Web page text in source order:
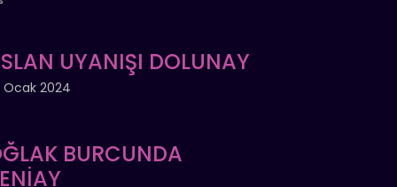
UYANIŞI DOLUNAY
Ocak 2024
BURCUNDA